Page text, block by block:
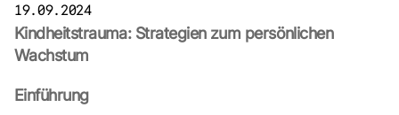
19.09.2024
Kindheitstrauma: Strategien zum persönlichen
Wachstum
Einführung